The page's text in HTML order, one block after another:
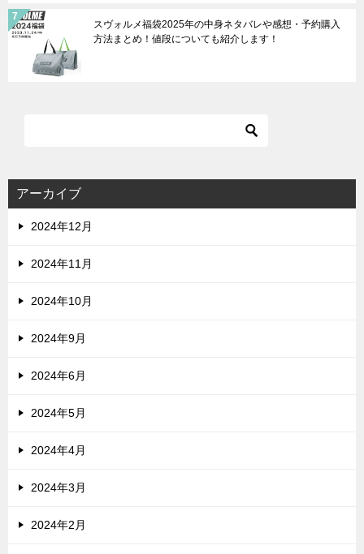
スヴォルメ福袋2025年の中身ネタバレや感想・予約購入
方法まとめ！値段についても紹介します！
アーカイブ
2024年12月
2024年11月
2024年10月
2024年9月
2024年6月
2024年5月
2024年4月
2024年3月
2024年2月